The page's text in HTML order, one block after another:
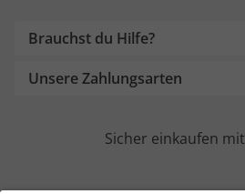
Brauchst du Hilfe?
Unsere Zahlungsarten
Sicher einkaufen mit